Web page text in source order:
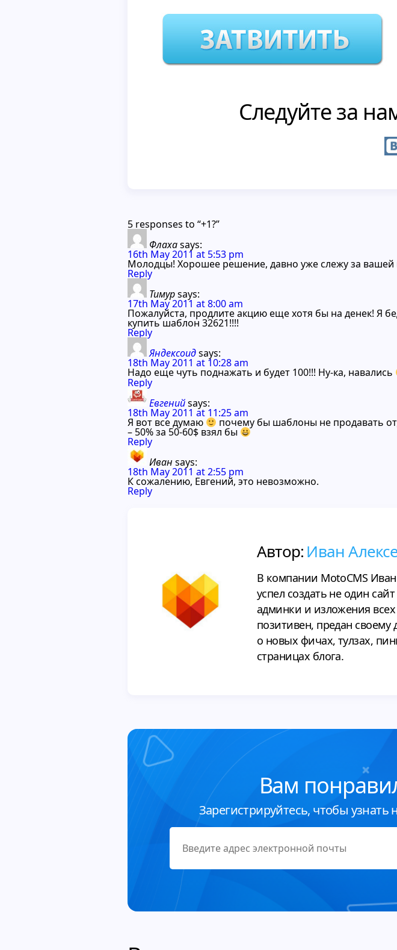
Следуйте за
5 responses to “+1?”
Флахаsays:
16th May 2011 at 5:53 pm
Молодцы! Хорошее решение, давно уже слежу за
Reply
Тимурsays:
17th May 2011 at 8:00 am
Пожалуйста, продлите акцию еще хотя бы на денек! Я
купить шаблон 32621!!!!
Reply
Яндексоидsays:
18th May 2011 at 10:28 am
Надо еще чуть поднажать и будет 100!!! Ну-ка, навались
Reply
Евгенийsays:
18th May 2011 at 11:25 am
Я вот все думаю почему бы шаблоны не продавать
– 50% за 50-60$ взял бы
Reply
Иван says:
18th May 2011 at 2:55 pm
К сожалению, Евгений, это невозможно.
Reply
Автор:Иван
В компании MotoCMS Иван
успел создать не один
админки и изложения
позитивен, предан своему
о новых фичах, тулзах,
страницах блога.
Вам
Зарегистрируйтесь, чтобы